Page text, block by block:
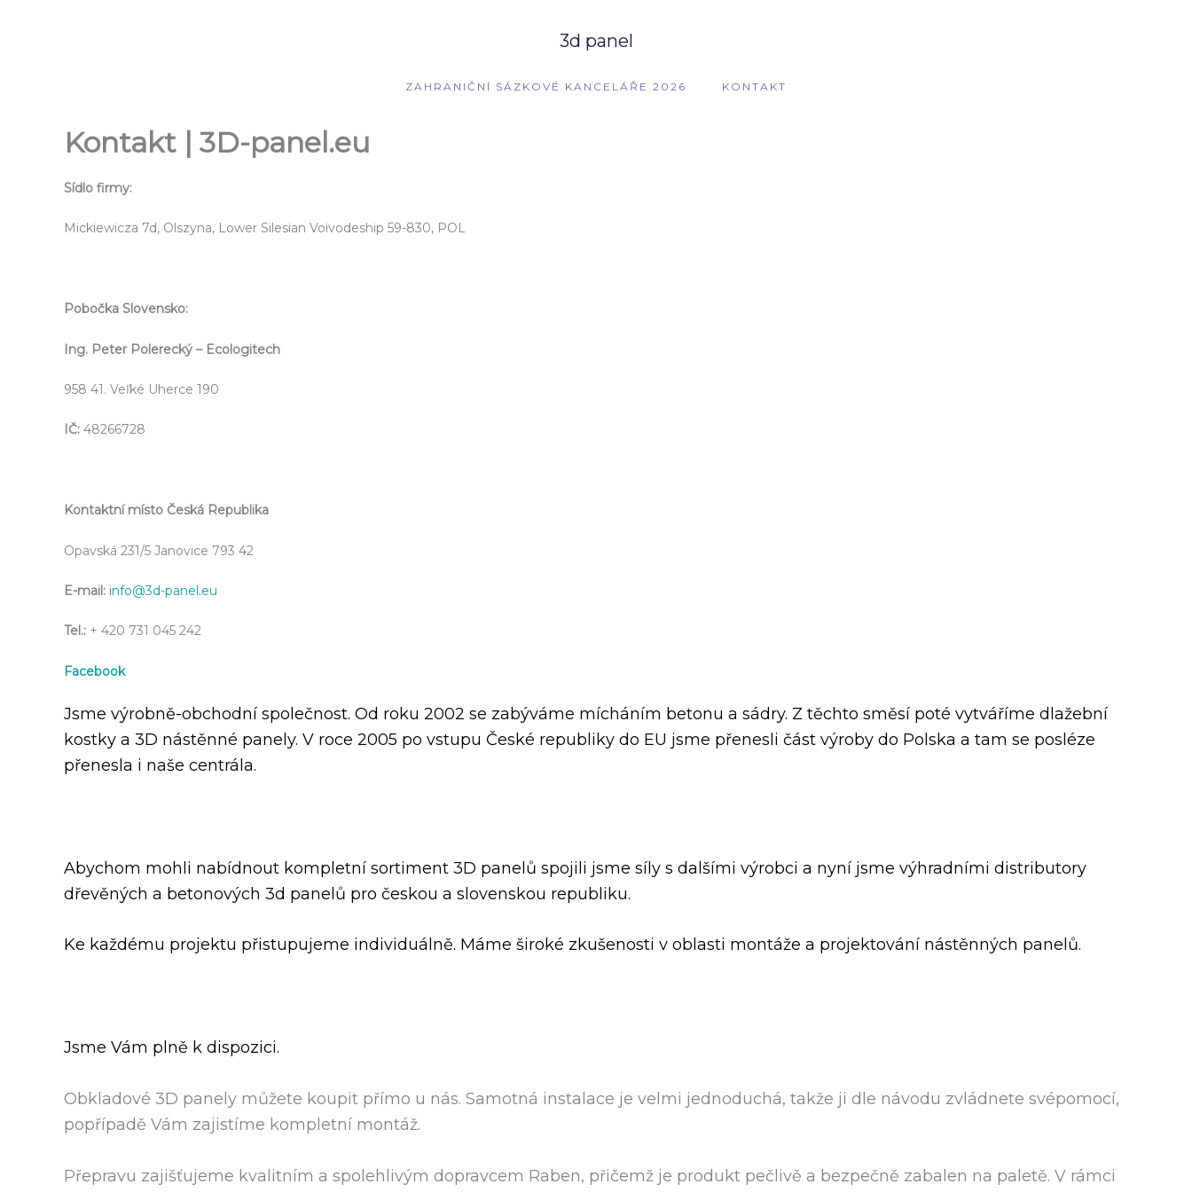
3d panel
ZAHRANIČNÍ SÁZKOVÉ KANCELÁŘE 2026 KONTAKT
Kontakt | 3D-panel.eu
Sídlo firmy:
Mickiewicza 7d, Olszyna, Lower Silesian Voivodeship 59-830, POL
Pobočka Slovensko:
Ing. Peter Polerecký – Ecologitech
958 41. Veľké Uherce 190
IČ: 48266728
Kontaktní místo Česká Republika
Opavská 231/5 Janovice 793 42
E-mail: info@3d-panel.eu
Tel.: + 420 731 045 242
Facebook
Jsme výrobně-obchodní společnost. Od roku 2002 se zabýváme mícháním betonu a sádry. Z těchto směsí poté vytváříme dlažební
kostky a 3D nástěnné panely. V roce 2005 po vstupu České republiky do EU jsme přenesli část výroby do Polska a tam se posléze
přenesla i naše centrála.
Abychom mohli nabídnout kompletní sortiment 3D panelů spojili jsme síly s dalšími výrobci a nyní jsme výhradními distributory
dřevěných a betonových 3d panelů pro českou a slovenskou republiku.
Ke každému projektu přistupujeme individuálně. Máme široké zkušenosti v oblasti montáže a projektování nástěnných panelů.
​Jsme Vám plně k dispozici.
Obkladové 3D panely můžete koupit přímo u nás. Samotná instalace je velmi jednoduchá, takže ji dle návodu zvládnete svépomocí,
popřípadě Vám zajistíme kompletní montáž.
Přepravu zajišťujeme kvalitním a spolehlivým dopravcem Raben, přičemž je produkt pečlivě a bezpečně zabalen na paletě. V rámci